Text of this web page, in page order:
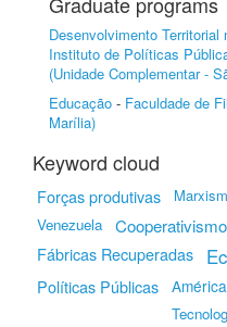
Desenvolvimento
Instituto de Políticas
(Unidade Complementar -
Educação - Faculdade de
Marília)
Keyword cloud
Forças produtivas
Venezuela Cooperativismo
Fábricas Recuperadas
Políticas Públicas